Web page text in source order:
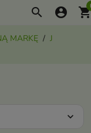
search account_circle
MARKĘ
J
expand_more